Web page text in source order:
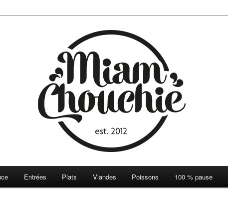
Entrées Plats Viandes Poissons 100 % pause